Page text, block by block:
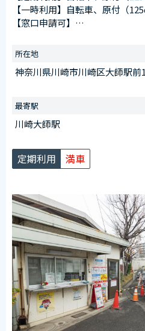
【一時利用】自転車、原付（
【窓口申請可】
川崎大師駅第1施設（川崎区大
午前6：30～午後8：00
管理室前に設置
所在地
神奈川県川崎市川崎区大師駅前
最寄駅
川崎大師駅
定期利用 満車